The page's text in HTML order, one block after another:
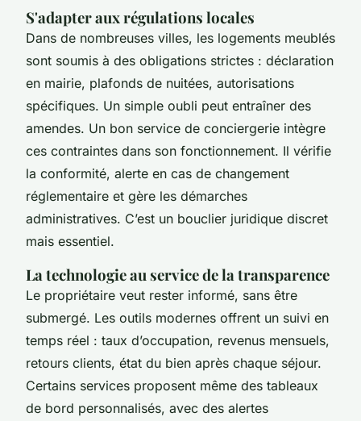
S'adapter aux régulations locales
Dans de nombreuses villes, les logements meublés
sont soumis à des obligations strictes : déclaration
en mairie, plafonds de nuitées, autorisations
spécifiques. Un simple oubli peut entraîner des
amendes. Un bon service de conciergerie intègre
ces contraintes dans son fonctionnement. Il vérifie
la conformité, alerte en cas de changement
réglementaire et gère les démarches
administratives. C’est un bouclier juridique discret
mais essentiel.
La technologie au service de la transparence
Le propriétaire veut rester informé, sans être
submergé. Les outils modernes offrent un suivi en
temps réel : taux d’occupation, revenus mensuels,
retours clients, état du bien après chaque séjour.
Certains services proposent même des tableaux
de bord personnalisés, avec des alertes